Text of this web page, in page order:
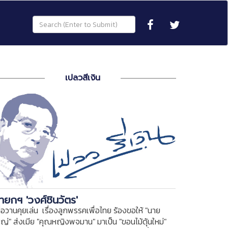
เปลวสีเงิน
ยกฯ 'วงศ์ชินวัตร'
วานคุยเล่น เรื่องลูกพรรคเพื่อไทย ร้องขอให้ "นาย
ญ่" ส่งเมีย "คุณหญิงพจมาน" มาเป็น "ขอนไม้ดุ้นใหม่"